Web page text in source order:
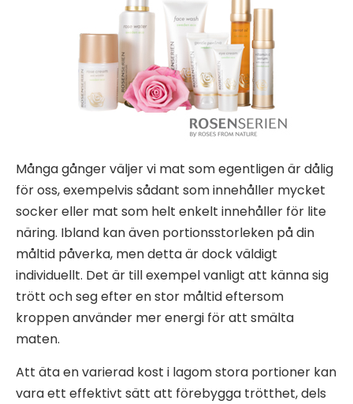
Många gånger väljer vi mat som egentligen är dålig
för oss, exempelvis sådant som innehåller mycket
socker eller mat som helt enkelt innehåller för lite
näring. Ibland kan även portionsstorleken på din
måltid påverka, men detta är dock väldigt
individuellt. Det är till exempel vanligt att känna sig
trött och seg efter en stor måltid eftersom
kroppen använder mer energi för att smälta
maten.
Att äta en varierad kost i lagom stora portioner kan
vara ett effektivt sätt att förebygga trötthet, dels